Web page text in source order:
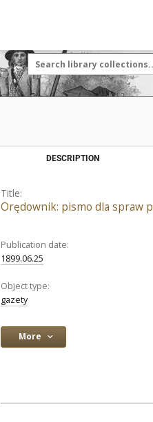
DESCRIPTION
Title:
Orędownik: pismo dla spraw
Publication date:
1899.06.25
Object type:
gazety
More